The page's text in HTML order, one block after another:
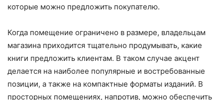
которые можно предложить покупателю.
Когда помещение ограничено в размере, владельцам
магазина приходится тщательно продумывать, какие
книги предложить клиентам. В таком случае акцент
делается на наиболее популярные и востребованные
позиции, а также на компактные форматы изданий. В
просторных помещениях, напротив, можно обеспечить